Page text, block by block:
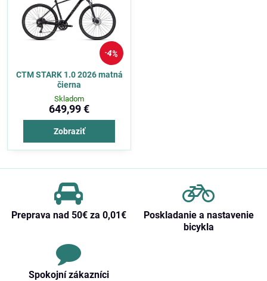
4%
CTM STARK 1.0 2026 matná
čierna
Skladom
649,99 €
Zobraziť
Preprava nad 50€ za 0,01€
Poskladanie a nastavenie
bicykla
Spokojní zákazníci